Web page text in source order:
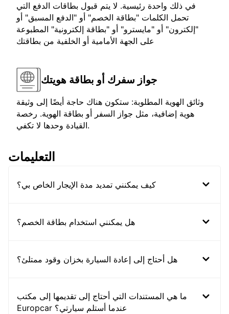
في ذلك واحدة رئيسية. لا يتم قبول بطاقات الدفع التي
تحمل الكلمات "بطاقة الخصم" أو "الدفع المسبق" أو
"إلكترون" أو "مايسترو" أو "بطاقة إلكترونية" المطبوعة
على الجهة الأمامية أو الخلفية من بطاقتك
جواز سفرك أو بطاقة هويتك
وثائق الهوية المطلوبة: ستكون هناك حاجة أيضًا إلى وثيقة
هوية إضافية، مثل جواز السفر أو بطاقة الهوية. رخصة
القيادة وحدها لا تكفي.
التعليمات
كيف يمكنني تمديد مدة الإيجار الخاص بي؟
هل يمكنني استخدام بطاقة الخصم؟
هل أحتاج إلى إعادة السيارة بخزان وقود ممتلئ؟
ما هي المستندات التي أحتاج إلى تقديمها إلى مكتب
Europcar عندما أستلم سيارتي؟